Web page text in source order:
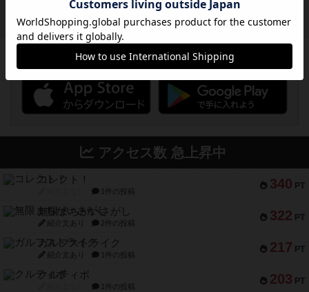
見える状態でカードを教えた...
約11時間前
ボドゲーマのアプリ版はこちら
アクセス数 急上昇中
340 PT
コレクト！
1件の投稿
322 PT
無限まちがいさがし
紹介文あり 2件の投稿
217 PT
ガルフストライク
紹介文あり 1件の投稿
203 PT
クルティボ
1件の投稿